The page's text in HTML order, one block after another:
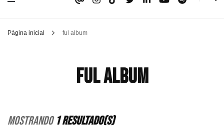
Página inicial ful album
ful album
Mostrando1 Resultado(s)